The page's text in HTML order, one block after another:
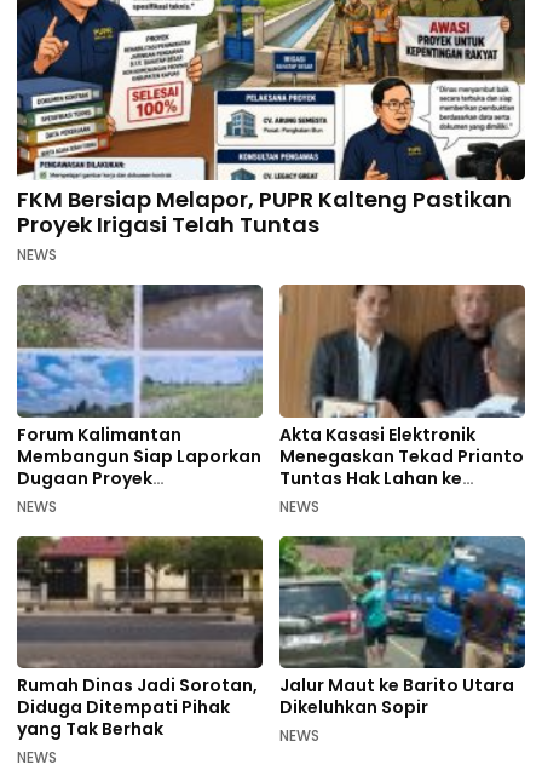
FKM Bersiap Melapor, PUPR Kalteng Pastikan
Proyek Irigasi Telah Tuntas
NEWS
Forum Kalimantan
Membangun Siap Laporkan
Dugaan Proyek
Bermasalah PUPR Kalteng
NEWS
Akta Kasasi Elektronik
Menegaskan Tekad Prianto
Tuntas Hak Lahan ke
Mahkamah Agung
NEWS
Rumah Dinas Jadi Sorotan,
Diduga Ditempati Pihak
yang Tak Berhak
NEWS
Jalur Maut ke Barito Utara
Dikeluhkan Sopir
NEWS